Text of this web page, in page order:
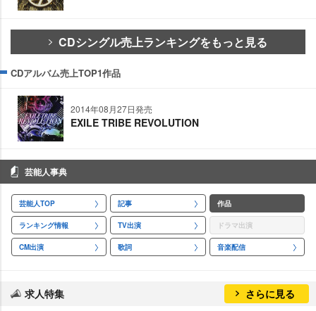
CDシングル売上ランキングをもっと見る
CDアルバム売上TOP1作品
2014年08月27日発売
EXILE TRIBE REVOLUTION
芸能人事典
芸能人TOP 記事 作品
ランキング情報 TV出演 ドラマ出演
CM出演 歌詞 音楽配信
求人特集 さらに見る